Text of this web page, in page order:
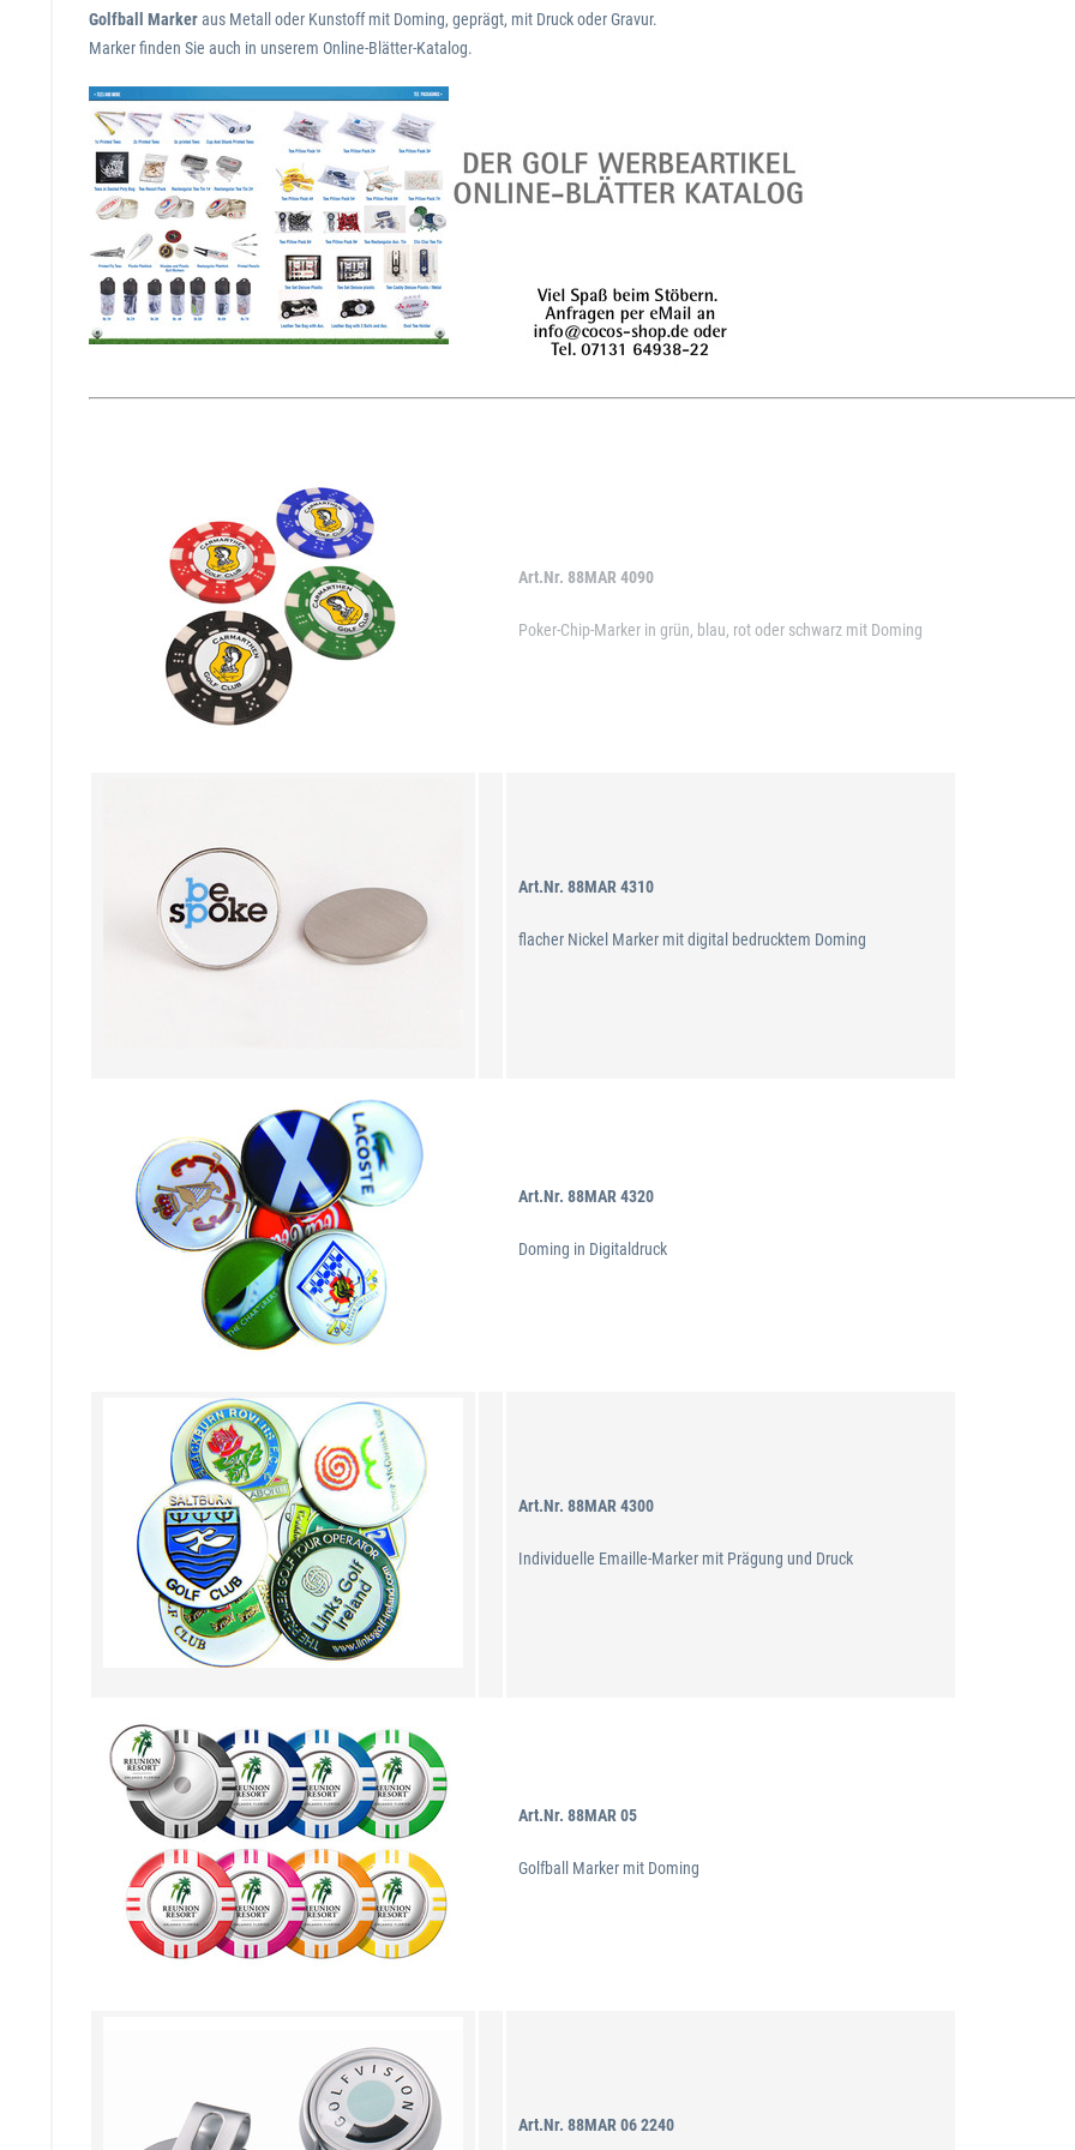
Golfball Markeraus Metall oder Kunstoff mit Doming, geprägt, mit Druck oder Gravur.
Marker finden Sie auch in unserem Online-Blätter-Katalog.
Art.Nr. 88MAR 4090
Poker-Chip-Marker in grün, blau, rot oder schwarz mit Doming
Art.Nr. 88MAR 4310
flacher Nickel Marker mit digital bedrucktem Doming
Art.Nr. 88MAR 4320
Doming in Digitaldruck
Art.Nr. 88MAR 4300
Individuelle Emaille-Marker mit Prägung und Druck
Art.Nr. 88MAR 05
Golfball Marker mit Doming
Art.Nr. 88MAR 06 2240